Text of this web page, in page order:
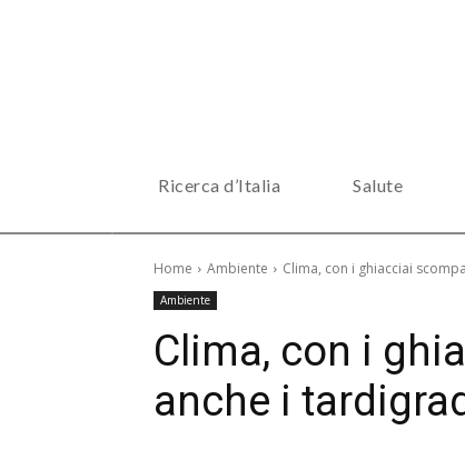
Ricerca d’Italia Salute
Home Ambiente Clima, con i ghiacciai
Ambiente
Clima, con i
anche i